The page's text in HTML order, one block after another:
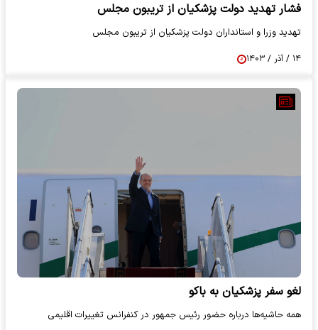
فشار تهدید دولت پزشکیان از تریبون مجلس
تهدید وزرا و استانداران دولت پزشکیان از تریبون مجلس
۱۴ / آذر / ۱۴۰۳
لغو سفر پزشکیان به باکو
همه حاشیه‌ها درباره حضور رئیس جمهور در کنفرانس تغییرات اقلیمی